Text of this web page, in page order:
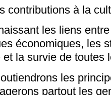
contributions à la
les liens
économiques, les
et la survie de toutes
les
partout les